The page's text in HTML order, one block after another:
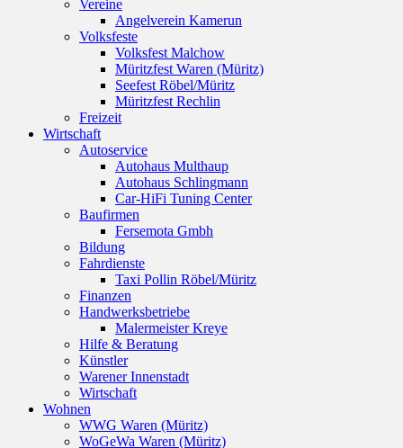
Vereine
Angelverein Kamerun
Volksfeste
Volksfest Malchow
Müritzfest Waren (Müritz)
Seefest Röbel/Müritz
Müritzfest Rechlin
Freizeit
Wirtschaft
Autoservice
Autohaus Multhaup
Autohaus Schlingmann
Car-HiFi Tuning Center
Baufirmen
Fersemota Gmbh
Bildung
Fahrdienste
Taxi Pollin Röbel/Müritz
Finanzen
Handwerksbetriebe
Malermeister Kreye
Hilfe & Beratung
Künstler
Warener Innenstadt
Wirtschaft
Wohnen
WWG Waren (Müritz)
WoGeWa Waren (Müritz)